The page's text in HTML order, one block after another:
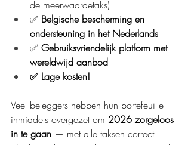
de meerwaardetaks)
✅ Belgische bescherming en
ondersteuning in het Nederlands
✅ Gebruiksvriendelijk platform met
wereldwijd aanbod
✅ Lage kosten!
Veel beleggers hebben hun portefeuille
inmiddels overgezet om 2026 zorgeloos
in te gaan — met alle taksen correct